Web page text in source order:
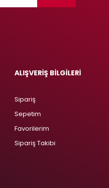
ALIŞVERİŞ BİLGİLERİ
Sipariş
Sepetim
Favorilerim
Sipariş Takibi